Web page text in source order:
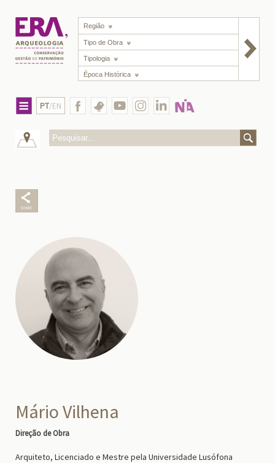
Região
Tipo de Obra
Tipologia
Época Histórica
PT/EN
Mário Vilhena
Direção de Obra
Arquiteto, Licenciado e Mestre pela Universidade Lusófona